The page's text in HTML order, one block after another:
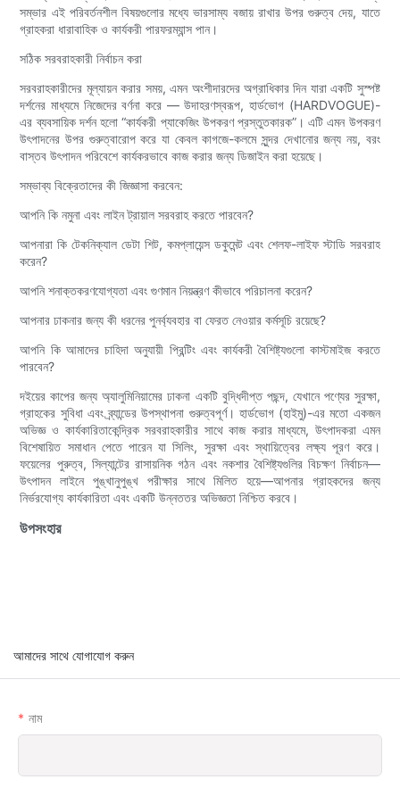
সম্ভার এই পরিবর্তনশীল বিষয়গুলোর মধ্যে ভারসাম্য বজায় রাখার উপর গুরুত্ব দেয়, যাতে
গ্রাহকরা ধারাবাহিক ও কার্যকরী পারফরম্যান্স পান।
সঠিক সরবরাহকারী নির্বাচন করা
সরবরাহকারীদের মূল্যায়ন করার সময়, এমন অংশীদারদের অগ্রাধিকার দিন যারা একটি সুস্পষ্ট
দর্শনের মাধ্যমে নিজেদের বর্ণনা করে — উদাহরণস্বরূপ, হার্ডভোগ (HARDVOGUE)-
এর ব্যবসায়িক দর্শন হলো “কার্যকরী প্যাকেজিং উপকরণ প্রস্তুতকারক”। এটি এমন উপকরণ
উৎপাদনের উপর গুরুত্বারোপ করে যা কেবল কাগজে-কলমে সুন্দর দেখানোর জন্য নয়, বরং
বাস্তব উৎপাদন পরিবেশে কার্যকরভাবে কাজ করার জন্য ডিজাইন করা হয়েছে।
সম্ভাব্য বিক্রেতাদের কী জিজ্ঞাসা করবেন:
আপনি কি নমুনা এবং লাইন ট্রায়াল সরবরাহ করতে পারবেন?
আপনারা কি টেকনিক্যাল ডেটা শিট, কমপ্লায়েন্স ডকুমেন্ট এবং শেলফ-লাইফ স্টাডি সরবরাহ
করেন?
আপনি শনাক্তকরণযোগ্যতা এবং গুণমান নিয়ন্ত্রণ কীভাবে পরিচালনা করেন?
আপনার ঢাকনার জন্য কী ধরনের পুনর্ব্যবহার বা ফেরত নেওয়ার কর্মসূচি রয়েছে?
আপনি কি আমাদের চাহিদা অনুযায়ী প্রিন্টিং এবং কার্যকরী বৈশিষ্ট্যগুলো কাস্টমাইজ করতে
পারবেন?
দইয়ের কাপের জন্য অ্যালুমিনিয়ামের ঢাকনা একটি বুদ্ধিদীপ্ত পছন্দ, যেখানে পণ্যের সুরক্ষা,
গ্রাহকের সুবিধা এবং ব্র্যান্ডের উপস্থাপনা গুরুত্বপূর্ণ। হার্ডভোগ (হাইমু)-এর মতো একজন
অভিজ্ঞ ও কার্যকারিতাকেন্দ্রিক সরবরাহকারীর সাথে কাজ করার মাধ্যমে, উৎপাদকরা এমন
বিশেষায়িত সমাধান পেতে পারেন যা সিলিং, সুরক্ষা এবং স্থায়িত্বের লক্ষ্য পূরণ করে।
ফয়েলের পুরুত্ব, সিল্যান্টের রাসায়নিক গঠন এবং নকশার বৈশিষ্ট্যগুলির বিচক্ষণ নির্বাচন—
উৎপাদন লাইনে পুঙ্খানুপুঙ্খ পরীক্ষার সাথে মিলিত হয়ে—আপনার গ্রাহকদের জন্য
নির্ভরযোগ্য কার্যকারিতা এবং একটি উন্নততর অভিজ্ঞতা নিশ্চিত করবে।
উপসংহার
আমাদের সাথে যোগাযোগ করুন
নাম